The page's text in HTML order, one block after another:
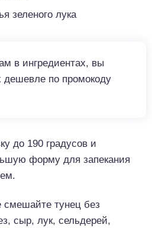
зеленого лука
в ингредиентах, вы
дешевле по промокоду
до 190 градусов и
форму для запекания
тунец без
сыр, лук, сельдерей,